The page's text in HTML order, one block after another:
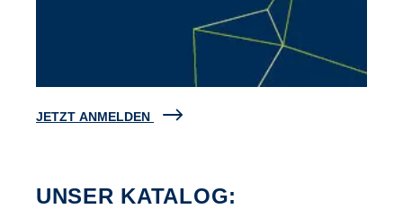
JETZT ANMELDEN
UNSER KATALOG: